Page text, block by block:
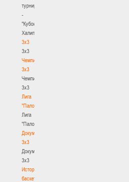
турнир
-
"Кубок
Халипского"
3x3
3x3
Чемпионат
3х3
Чемпионат
3х3
Лига
"Палова"
Лига
"Палова"
Документы
3х3
Документы
3х3
История
баскетбола